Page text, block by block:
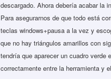
descargado. Ahora debería acabar la
Para asegurarnos de que todo está
teclas windows+pausa a la vez y
que no hay triángulos amarillos con
tendría que aparecer un cuadro
correctamente entre la herramienta y